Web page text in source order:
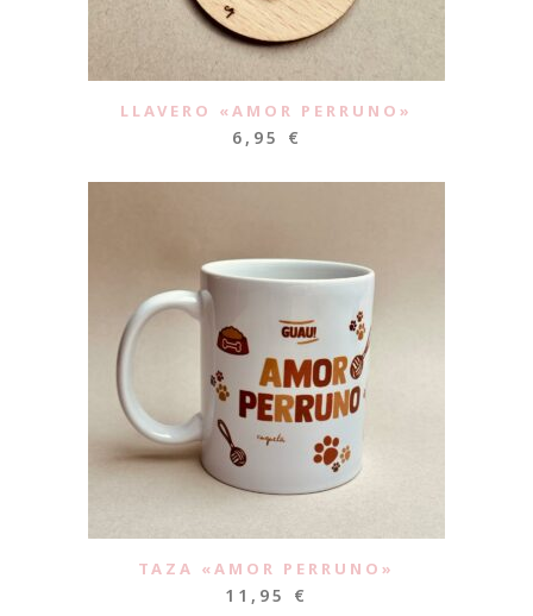
LLAVERO «AMOR PERRUNO»
6,95 €
TAZA «AMOR PERRUNO»
11,95 €